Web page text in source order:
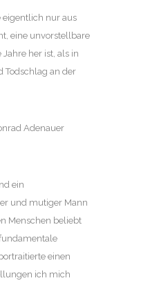
eigentlich nur aus
eine unvorstellbare
her ist, als in
Todschlag an der
Adenauer
ein
und mutiger Mann
Menschen beliebt
einen
ich mich